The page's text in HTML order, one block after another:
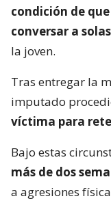
condición de
conversar a
la joven.
Tras entregar la
imputado
víctima para
Bajo estas
más de dos
a agresiones